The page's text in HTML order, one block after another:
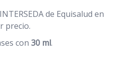
de Equisalud en
precio.
con 30 ml.